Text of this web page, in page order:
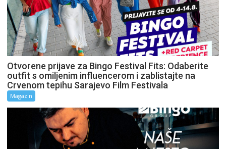
Otvorene prijave za Bingo Festival Fits: Odaberite
outfit s omiljenim influencerom i zablistajte na
Crvenom tepihu Sarajevo Film Festivala
Magazin